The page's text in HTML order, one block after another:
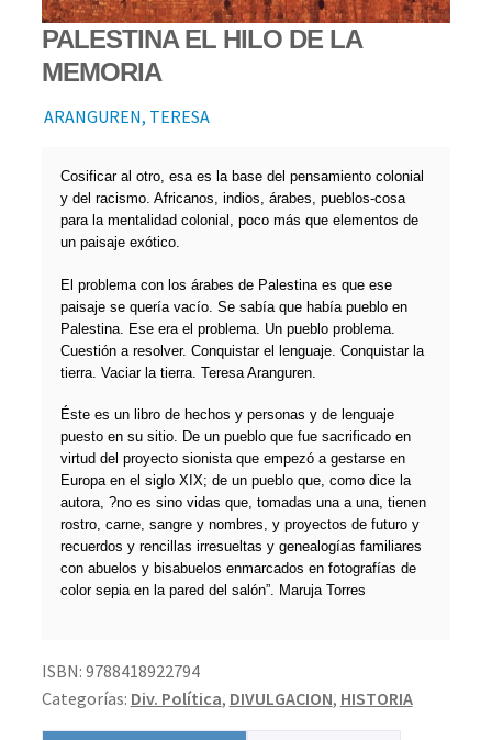
PALESTINA EL HILO DE LA
MEMORIA
ARANGUREN, TERESA
Cosificar al otro, esa es la base del pensamiento colonial
y del racismo. Africanos, indios, árabes, pueblos-cosa
para la mentalidad colonial, poco más que elementos de
un paisaje exótico.
El problema con los árabes de Palestina es que ese
paisaje se quería vacío. Se sabía que había pueblo en
Palestina. Ese era el problema. Un pueblo problema.
Cuestión a resolver. Conquistar el lenguaje. Conquistar la
tierra. Vaciar la tierra. Teresa Aranguren.
Éste es un libro de hechos y personas y de lenguaje
puesto en su sitio. De un pueblo que fue sacrificado en
virtud del proyecto sionista que empezó a gestarse en
Europa en el siglo XIX; de un pueblo que, como dice la
autora, ?no es sino vidas que, tomadas una a una, tienen
rostro, carne, sangre y nombres, y proyectos de futuro y
recuerdos y rencillas irresueltas y genealogías familiares
con abuelos y bisabuelos enmarcados en fotografías de
color sepia en la pared del salón”. Maruja Torres
ISBN: 9788418922794
Categorías: Div. Política, DIVULGACION, HISTORIA